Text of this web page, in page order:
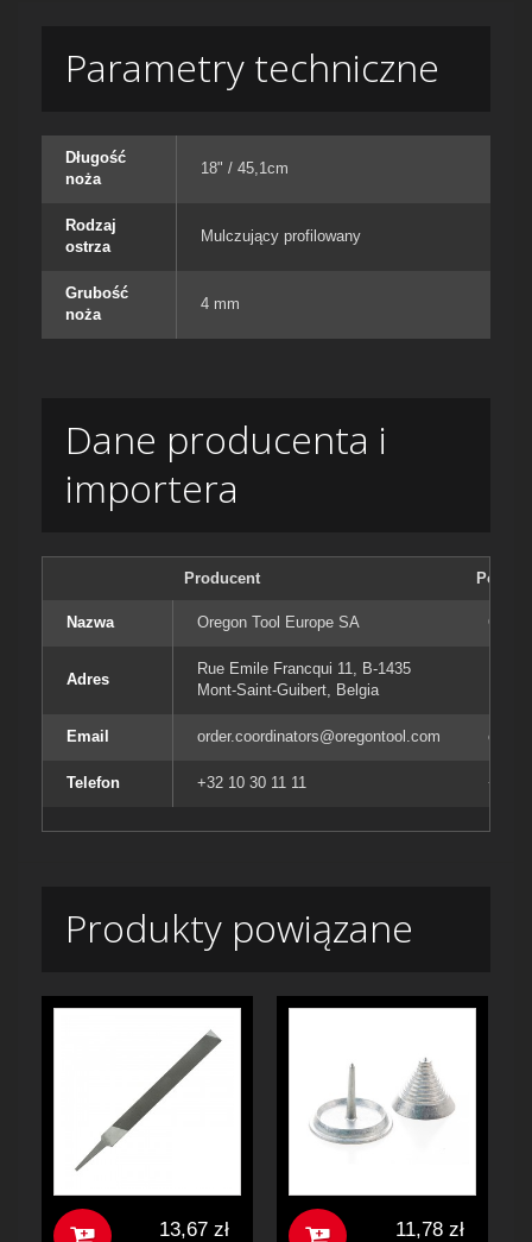
Parametry techniczne
Długość
noża
18" / 45,1cm
Rodzaj
ostrza
Mulczujący profilowany
Grubość
noża
4 mm
Dane producenta i
importera
Producent
Nazwa Oregon Tool Europe SA
Adres
Rue Emile Francqui 11, B-1435
Mont-Saint-Guibert, Belgia
Email order.coordinators@oregontool.com
Telefon +32 10 30 11 11 +32
Produkty powiązane
13,67 zł 11,78 zł